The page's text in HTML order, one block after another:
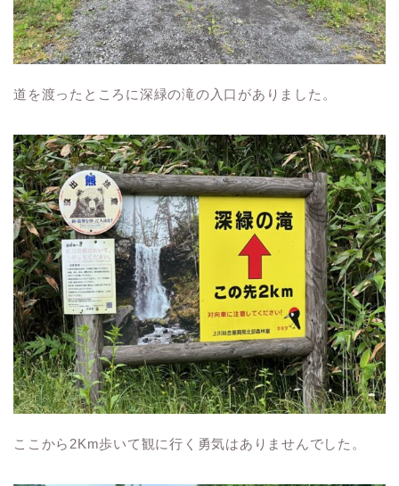
道を渡ったところに深緑の滝の入口がありました。
ここから2Km歩いて観に行く勇気はありませんでした。